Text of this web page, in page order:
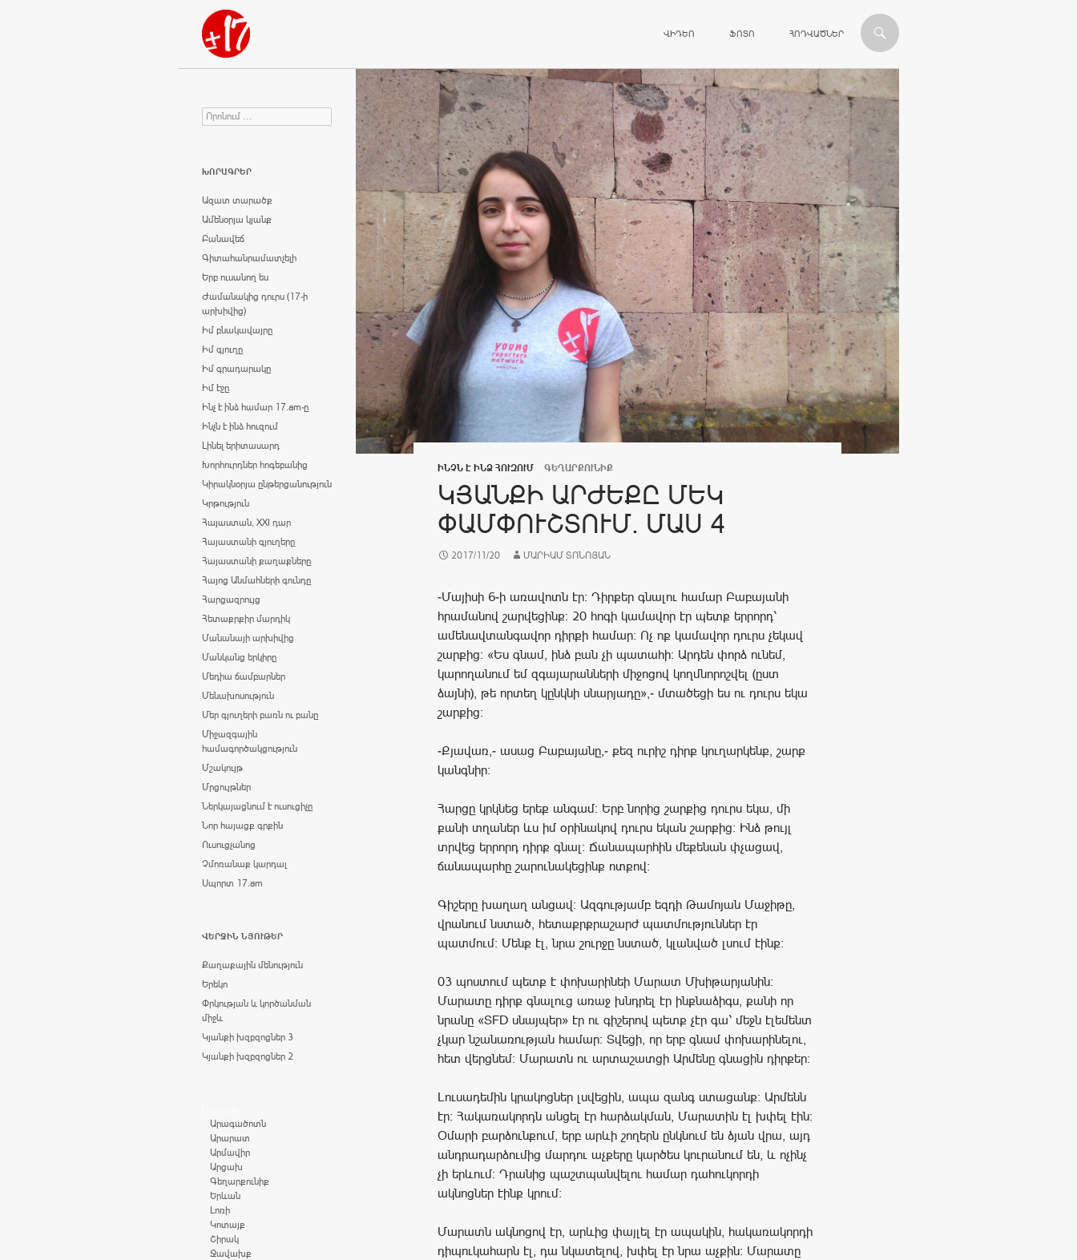
Որոնում
ՎԻԴԵՈ ՖՈՏՈ ՀՈԴՎԱԾՆԵՐ
ԻՆՉՆ Է ԻՆՁ ՀՈՒԶՈՒՄ ԳԵՂԱՐՔՈՒՆԻՔ
ԿՅԱՆՔԻ ԱՐԺԵՔԸ ՄԵԿ
ՓԱՄՓՈՒՇՏՈՒՄ. ՄԱՍ 4
2017/11/20 ՄԱՐԻԱՄ ՏՈՆՈՅԱՆ
-Մայիսի 6-ի առավոտն էր: Դիրքեր գնալու համար Բաբայանի
հրամանով շարվեցինք: 20 հոգի կամավոր էր պետք երրորդ՝
ամենավտանգավոր դիրքի համար: Ոչ ոք կամավոր դուրս չեկավ
շարքից: «Ես գնամ, ինձ բան չի պատահի: Արդեն փորձ ունեմ,
կարողանում եմ զգայարանների միջոցով կողմնորոշվել (ըստ
ձայնի), թե որտեղ կընկնի սնարյադը»,- մտածեցի ես ու դուրս եկա
շարքից:
-Քյավառ,- ասաց Բաբայանը,- քեզ ուրիշ դիրք կուղարկենք, շարք
կանգնիր:
Հարցը կրկնեց երեք անգամ: Երբ նորից շարքից դուրս եկա, մի
քանի տղաներ ևս իմ օրինակով դուրս եկան շարքից: Ինձ թույլ
տրվեց երրորդ դիրք գնալ: Ճանապարհին մեքենան փչացավ,
ճանապարհը շարունակեցինք ոտքով:
Գիշերը խաղաղ անցավ: Ազգությամբ եզդի Թամոյան Մաջիթը,
վրանում նստած, հետաքրքրաշարժ պատմություններ էր
պատմում: Մենք էլ, նրա շուրջը նստած, կլանված լսում էինք:
03 պոստում պետք է փոխարինեի Մարատ Մխիթարյանին:
Մարատը դիրք գնալուց առաջ խնդրել էր ինքնաձիգս, քանի որ
նրանը «SFD սնայպեր» էր ու գիշերով պետք չէր գա՝ մեջն էլեմենտ
չկար նշանառության համար: Տվեցի, որ երբ գնամ փոխարինելու,
հետ վերցնեմ: Մարատն ու արտաշատցի Արմենը գնացին դիրքեր:
Լուսադեմին կրակոցներ լսվեցին, ապա զանգ ստացանք: Արմենն
էր: Հակառակորդն անցել էր հարձակման, Մարատին էլ խփել էին:
Օմարի բարձունքում, երբ արևի շողերն ընկնում են ձյան վրա, այդ
անդրադարձումից մարդու աչքերը կարծես կուրանում են, և ոչինչ
չի երևում: Դրանից պաշտպանվելու համար դահուկորդի
ակնոցներ էինք կրում:
Մարատն ակնոցով էր, արևից փայլել էր ապակին, հակառակորդի
դիպուկահարն էլ, դա նկատելով, խփել էր նրա աչքին: Մարատը
Search for:
ԽՈՐԱԳՐԵՐ
Ազատ տարածք
Ամենօրյա կյանք
Բանավեճ
Գիտահանրամատչելի
Երբ ուսանող ես
Ժամանակից դուրս (17-ի
արխիվից)
Իմ բնակավայրը
Իմ գյուղը
Իմ գրադարակը
Իմ էջը
Ինչ է ինձ համար 17.am-ը
Ինչն է ինձ հուզում
Լինել երիտասարդ
Խորհուրդներ հոգեբանից
Կիրակնօրյա ընթերցանություն
Կրթություն
Հայաստան, XXI դար
Հայաստանի գյուղերը
Հայաստանի քաղաքները
Հայոց Անմահների գունդը
Հարցազրույց
Հետաքրքիր մարդիկ
Մանանայի արխիվից
Մանկանց երկիրը
Մեդիա ճամբարներ
Մենախոսություն
Մեր գյուղերի բառն ու բանը
Միջազգային
համագործակցություն
Մշակույթ
Մրցույթներ
Ներկայացնում է ուսուցիչը
Նոր հայացք գրքին
Ուսուցչանոց
Չմոռանաք կարդալ
Սպորտ 17.am
ՎԵՐՋԻՆ ՆՅՈՒԹԵՐ
Քաղաքային մենություն
Երեկո
Փրկության և կործանման
միջև
Կյանքի խզբզոցներ 3
Կյանքի խզբզոցներ 2
Արագածոտն
Արարատ
Արմավիր
Արցախ
Գեղարքունիք
Երևան
Լոռի
Կոտայք
Շիրակ
Ջավախք